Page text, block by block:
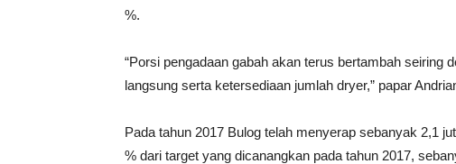
%.
“Porsi pengadaan gabah akan terus bertambah seiring
langsung serta ketersediaan jumlah dryer,” papar
Pada tahun 2017 Bulog telah menyerap sebanyak 2,1
% dari target yang dicanangkan pada tahun 2017,